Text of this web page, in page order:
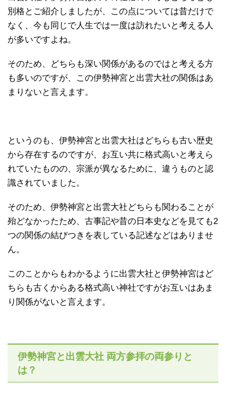
別格とご紹介しましたが、この点については昔だけで
なく、今も同じで人生では一度は訪れたいと考える人
が多いですよね。
そのため、どちらも深い関係があるのではと考える方
も多いのですが、この伊勢神宮と出雲大社の関係はあ
まりないと言えます。
というのも、伊勢神宮と出雲大社はどちらも古い歴史
から存在するのですが、お互い共に格式高いと考えら
れていたものの、宗派が異なるために、違うものと認
識されていました。
そのため、伊勢神宮と出雲大社どちらも関わることが
殆どなかったため、古事記や昔の日本史などを見ても2
つの関係の結びつきを表している記述などはありませ
ん。
このことからもわかるように出雲大社と伊勢神宮はど
ちらも古くからある格式高い神社ですがお互いはあま
り関係がないと言えます。
伊勢神宮と出雲大社 両方参拝の両参りと
は？